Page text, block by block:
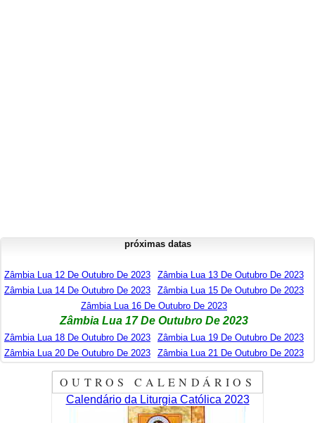
próximas datas
Zâmbia Lua 12 De Outubro De 2023
Zâmbia Lua 13 De Outubro De 2023
Zâmbia Lua 14 De Outubro De 2023
Zâmbia Lua 15 De Outubro De 2023
Zâmbia Lua 16 De Outubro De 2023
Zâmbia Lua 17 De Outubro De 2023
Zâmbia Lua 18 De Outubro De 2023
Zâmbia Lua 19 De Outubro De 2023
Zâmbia Lua 20 De Outubro De 2023
Zâmbia Lua 21 De Outubro De 2023
OUTROS CALENDÁRIOS
Calendário da Liturgia Católica 2023